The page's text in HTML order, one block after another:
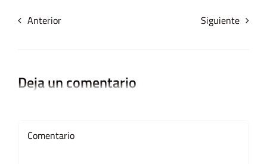
Anterior Siguiente
Deja un comentario